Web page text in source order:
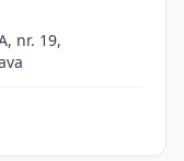
nr. 19,